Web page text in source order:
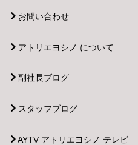
お問い合わせ
アトリエヨシノ について
副社長ブログ
スタッフブログ
AYTV アトリエヨシノ テレビ